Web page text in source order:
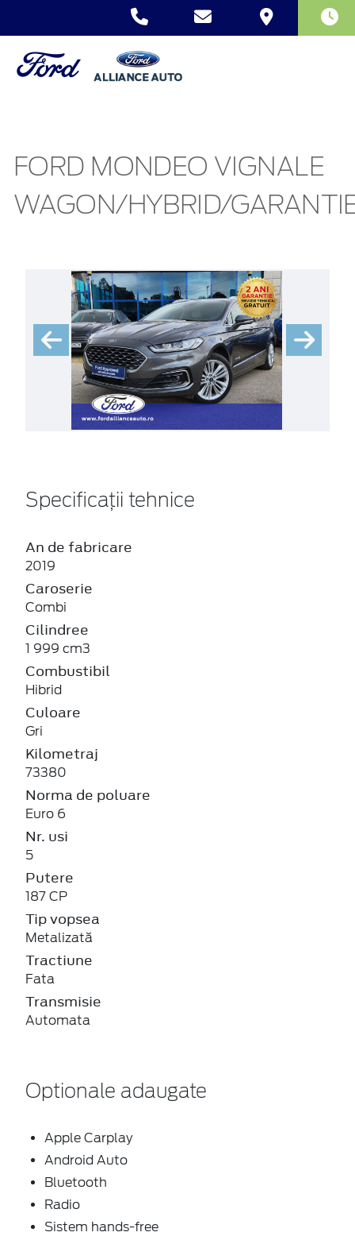
FORD MONDEO VIGNALE
WAGON/HYBRID/
Specificații tehnice
An de fabricare
2019
Caroserie
Combi
Cilindree
1 999 cm3
Combustibil
Hibrid
Culoare
Gri
Kilometraj
73380
Norma de poluare
Euro 6
Nr. usi
5
Putere
187 CP
Tip vopsea
Metalizată
Tractiune
Fata
Transmisie
Automata
Optionale adaugate
Apple Carplay
Android Auto
Bluetooth
Radio
Sistem hands-free